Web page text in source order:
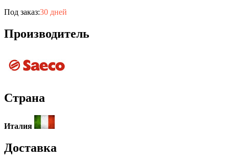
Под заказ:30 дней
Производитель
Страна
Италия
Доставка